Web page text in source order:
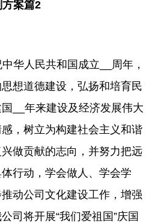
方案篇2
华人民共和国成立__周年，
想道德建设，弘扬和培育民
__年来建设及经济发展伟大
，树立为构建社会主义和谐
做贡献的志向，并努力把远
行动，学会做人、学会学
动公司文化建设工作，增强
司将开展“我们爱祖国”庆国